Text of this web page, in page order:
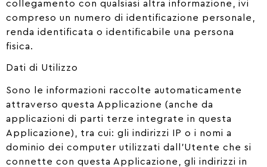
collegamento con qualsiasi altra informazione, ivi
compreso un numero di identificazione personale,
renda identificata o identificabile una persona
fisica.
Dati di Utilizzo
Sono le informazioni raccolte automaticamente
attraverso questa Applicazione (anche da
applicazioni di parti terze integrate in questa
Applicazione), tra cui: gli indirizzi IP o i nomi a
dominio dei computer utilizzati dall’Utente che si
connette con questa Applicazione, gli indirizzi in